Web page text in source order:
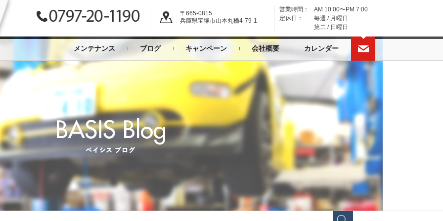
〒665-0815
兵庫県宝塚市山本丸橋4-79-1
営業時間：
AM 10:00〜PM 7:00
定休日：
毎週 / 月曜日
第二 / 日曜日
メンテナンス ブログ キャンペーン 会社概要 カレンダー